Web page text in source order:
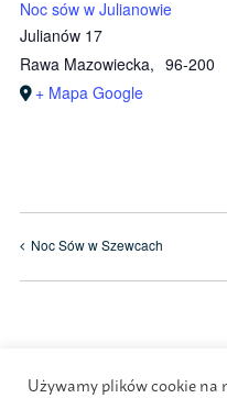
Noc sów w Julianowie
Julianów 17
Rawa Mazowiecka, 96-200
+ Mapa Google
Noc Sów w Szewcach
Używamy plików cookie na